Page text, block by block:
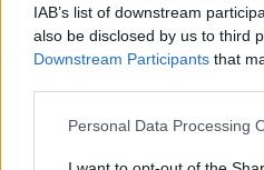
IAB’s list of downstream
also be disclosed by us to third
Downstream Participants that
Personal Data Processing